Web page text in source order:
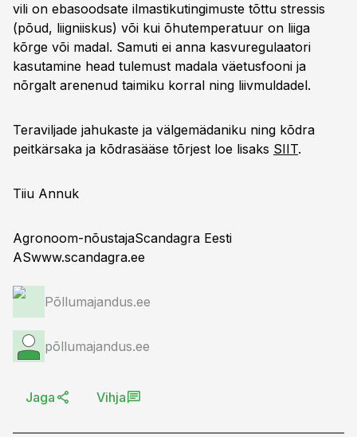
vili on ebasoodsate ilmastikutingimuste tõttu stressis
(põud, liigniiskus) või kui õhutemperatuur on liiga
kõrge või madal. Samuti ei anna kasvuregulaatori
kasutamine head tulemust madala väetusfooni ja
nõrgalt arenenud taimiku korral ning liivmuldadel.
Teraviljade jahukaste ja välgemädaniku ning kõdra
peitkärsaka ja kõdrasääse tõrjest loe lisaks SIIT.
Tiiu Annuk
Agronoom-nõustajaScandagra Eesti
ASwww.scandagra.ee
Põllumajandus.ee
põllumajandus.ee
Jaga Vihja